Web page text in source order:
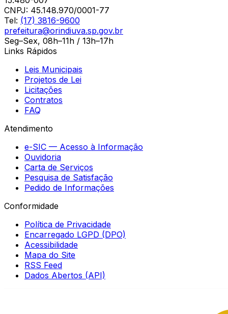
CNPJ: 45.148.970/0001-77
Tel: (17) 3816-9600
prefeitura@orindiuva.sp.gov.br
Seg–Sex, 08h–11h / 13h–17h
Links Rápidos
Leis Municipais
Projetos de Lei
Licitações
Contratos
FAQ
Atendimento
e-SIC — Acesso à Informação
Ouvidoria
Carta de Serviços
Pesquisa de Satisfação
Pedido de Informações
Conformidade
Política de Privacidade
Encarregado LGPD (DPO)
Acessibilidade
Mapa do Site
RSS Feed
Dados Abertos (API)